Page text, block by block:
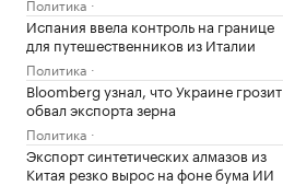
Испания ввела контроль на границе
для путешественников из Италии
Политика
Bloomberg узнал, что Украине грозит
обвал экспорта зерна
Политика
Экспорт синтетических алмазов из
Китая резко вырос на фоне бума ИИ